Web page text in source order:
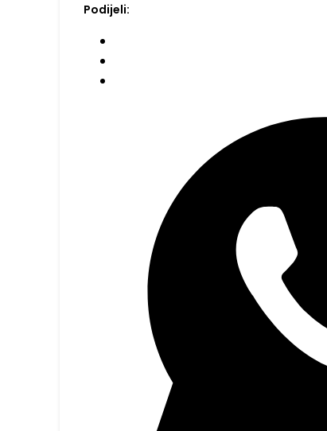
Podijeli: